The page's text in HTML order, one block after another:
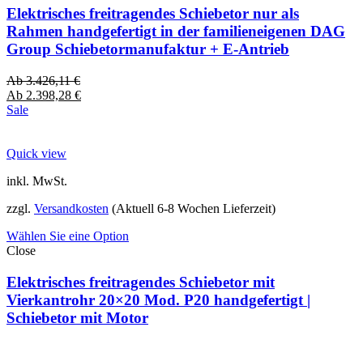
Elektrisches freitragendes Schiebetor nur als
Rahmen handgefertigt in der familieneigenen DAG
Group Schiebetormanufaktur + E-Antrieb
Ab3.426,11€
Ab 2.398,28 €
Sale
Quick view
inkl. MwSt.
zzgl. Versandkosten (Aktuell 6-8 Wochen Lieferzeit)
Wählen Sie eine Option
Close
Elektrisches freitragendes Schiebetor mit
Vierkantrohr 20×20 Mod. P20 handgefertigt |
Schiebetor mit Motor